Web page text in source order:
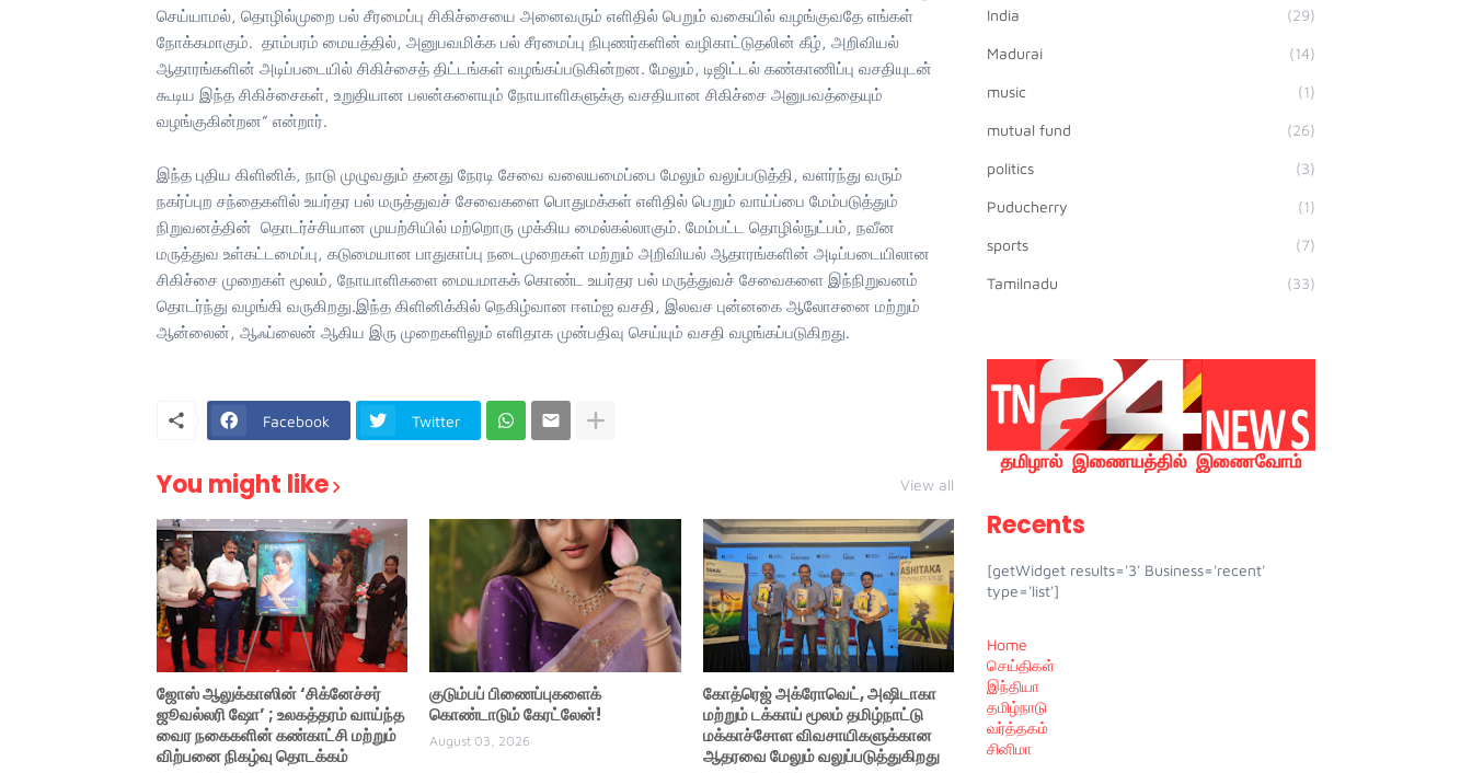
செய்யாமல், தொழில்முறை பல் சீரமைப்பு சிகிச்சையை அனைவரும் எளிதில் பெறும் வகையில் வழங்குவதே எங்கள்
நோக்கமாகும். தாம்பரம் மையத்தில், அனுபவமிக்க பல் சீரமைப்பு நிபுணர்களின் வழிகாட்டுதலின் கீழ், அறிவியல்
ஆதாரங்களின் அடிப்படையில் சிகிச்சைத் திட்டங்கள் வழங்கப்படுகின்றன. மேலும், டிஜிட்டல் கண்காணிப்பு வசதியுடன்
கூடிய இந்த சிகிச்சைகள், உறுதியான பலன்களையும் நோயாளிகளுக்கு வசதியான சிகிச்சை அனுபவத்தையும்
வழங்குகின்றன” என்றார்.
இந்த புதிய கிளினிக், நாடு முழுவதும் தனது நேரடி சேவை வலையமைப்பை மேலும் வலுப்படுத்தி, வளர்ந்து வரும்
நகர்ப்புற சந்தைகளில் உயர்தர பல் மருத்துவச் சேவைகளை பொதுமக்கள் எளிதில் பெறும் வாய்ப்பை மேம்படுத்தும்
நிறுவனத்தின் தொடர்ச்சியான முயற்சியில் மற்றொரு முக்கிய மைல்கல்லாகும். மேம்பட்ட தொழில்நுட்பம், நவீன
மருத்துவ உள்கட்டமைப்பு, கடுமையான பாதுகாப்பு நடைமுறைகள் மற்றும் அறிவியல் ஆதாரங்களின் அடிப்படையிலான
சிகிச்சை முறைகள் மூலம், நோயாளிகளை மையமாகக் கொண்ட உயர்தர பல் மருத்துவச் சேவைகளை இந்நிறுவனம்
தொடர்ந்து வழங்கி வருகிறது.இந்த கிளினிக்கில் நெகிழ்வான ஈஎம்ஐ வசதி, இலவச புன்னகை ஆலோசனை மற்றும்
ஆன்லைன், ஆஃப்லைன் ஆகிய இரு முறைகளிலும் எளிதாக முன்பதிவு செய்யும் வசதி வழங்கப்படுகிறது.
Facebook Twitter
You might like View all
ஜோஸ் ஆலுக்காஸின் ‘சிக்னேச்சர்
ஜூவல்லரி ஷோ’ ; உலகத்தரம் வாய்ந்த
வைர நகைகளின் கண்காட்சி மற்றும்
விற்பனை நிகழ்வு தொடக்கம்
குடும்பப் பிணைப்புகளைக்
கொண்டாடும் கேரட்லேன்!
August 03, 2026
கோத்ரெஜ் அக்ரோவெட், அஷிடாகா
மற்றும் டக்காய் மூலம் தமிழ்நாட்டு
மக்காச்சோள விவசாயிகளுக்கான
ஆதரவை மேலும் வலுப்படுத்துகிறது
India (29)
Madurai (14)
music (1)
mutual fund (26)
politics (3)
Puducherry (1)
sports (7)
Tamilnadu (33)
Recents
[getWidget results='3' Business='recent'
type='list']
Home
செய்திகள்
இந்தியா
தமிழ்நாடு
வர்த்தகம்
சினிமா